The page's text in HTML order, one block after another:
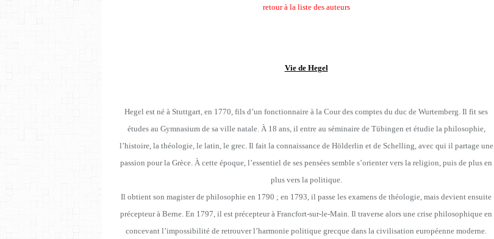
retour à la liste des auteurs
Vie de Hegel
Hegel est né à Stuttgart, en 1770, fils d’un fonctionnaire à la Cour des comptes du duc de Wurtemberg. Il fit ses
études au Gymnasium de sa ville natale. À 18 ans, il entre au séminaire de Tübingen et étudie la philosophie,
l’histoire, la théologie, le latin, le grec. Il fait la connaissance de Hölderlin et de Schelling, avec qui il partage une
passion pour la Grèce. À cette époque, l’essentiel de ses pensées semble s’orienter vers la religion, puis de plus en
plus vers la politique.
Il obtient son magister de philosophie en 1790 ; en 1793, il passe les examens de théologie, mais devient ensuite
précepteur à Berne. En 1797, il est précepteur à Francfort-sur-le-Main. Il traverse alors une crise philosophique en
concevant l’impossibilité de retrouver l’harmonie politique grecque dans la civilisation européenne moderne.